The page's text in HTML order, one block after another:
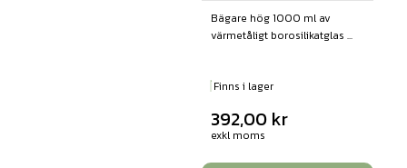
Bägare hög 1000 ml av
värmetåligt borosilikatglas ...
Finns i lager
392,00 kr
exkl moms